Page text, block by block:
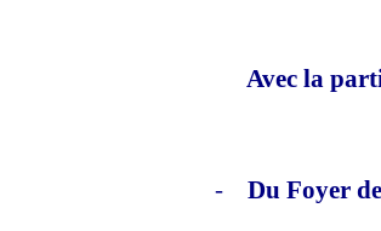
Avec la
- Du Foyer